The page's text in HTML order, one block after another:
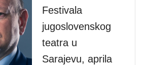
Festivala
jugoslovenskog
teatra u
Sarajevu, aprila